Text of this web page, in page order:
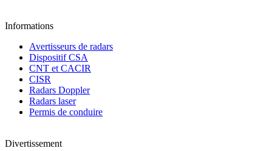
Informations
Avertisseurs de radars
Dispositif CSA
CNT et CACIR
CISR
Radars Doppler
Radars laser
Permis de conduire
Divertissement